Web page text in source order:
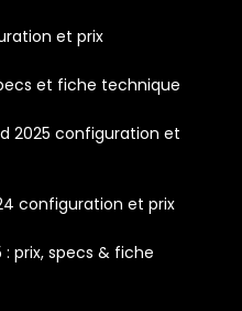
et prix
et fiche technique
2025 configuration et
configuration et prix
prix, specs & fiche